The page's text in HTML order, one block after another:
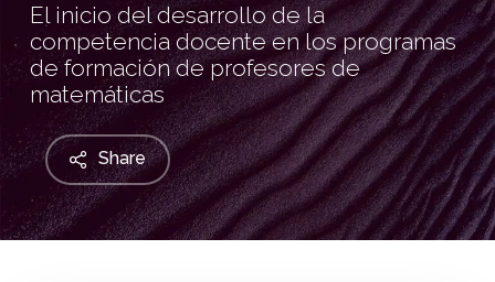
El inicio del desarrollo de la
competencia docente en los programas
de formación de profesores de
matemáticas
Share